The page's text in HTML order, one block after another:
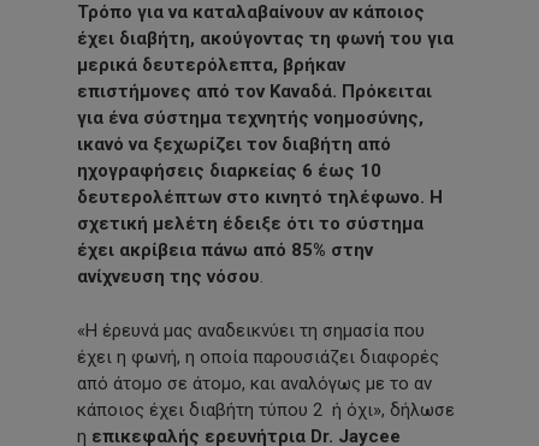
Τρόπο για να καταλαβαίνουν αν κάποιος
έχει διαβήτη, ακούγοντας τη φωνή του για
μερικά δευτερόλεπτα, βρήκαν
επιστήμονες από τον Καναδά. Πρόκειται
για ένα σύστημα τεχνητής νοημοσύνης,
ικανό να ξεχωρίζει τον διαβήτη από
ηχογραφήσεις διαρκείας 6 έως 10
δευτερολέπτων στο κινητό τηλέφωνο. Η
σχετική μελέτη έδειξε ότι το σύστημα
έχει ακρίβεια πάνω από 85% στην
ανίχνευση της νόσου.
«Η έρευνά μας αναδεικνύει τη σημασία που
έχει η φωνή, η οποία παρουσιάζει διαφορές
από άτομο σε άτομο, και αναλόγως με το αν
κάποιος έχει διαβήτη τύπου 2 ή όχι», δήλωσε
η επικεφαλής ερευνήτρια Dr. Jaycee